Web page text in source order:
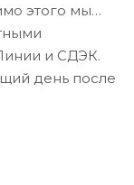
этого мы
и СДЭК.
день после